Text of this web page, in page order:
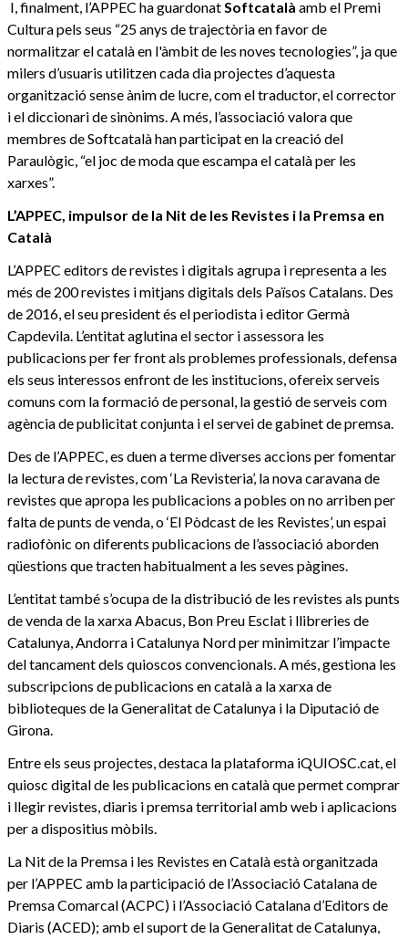
I, finalment, l’APPEC ha guardonatSoftcatalà amb el Premi
Cultura pels seus “25 anys de trajectòria en favor de
normalitzar el català en l'àmbit de les noves tecnologies”, ja que
milers d’usuaris utilitzen cada dia projectes d’aquesta
organització sense ànim de lucre, com el traductor, el corrector
i el diccionari de sinònims. A més, l’associació valora que
membres de Softcatalà han participat en la creació del
Paraulògic, “el joc de moda que escampa el català per les
xarxes”.
L’APPEC, impulsor de la Nit de les Revistes i la Premsa en
Català
L’APPEC editors de revistes i digitals agrupa i representa a les
més de 200 revistes i mitjans digitals dels Països Catalans. Des
de 2016, el seu president és el periodista i editor Germà
Capdevila. L’entitat aglutina el sector i assessora les
publicacions per fer front als problemes professionals, defensa
els seus interessos enfront de les institucions, ofereix serveis
comuns com la formació de personal, la gestió de serveis com
agència de publicitat conjunta i el servei de gabinet de premsa.
Des de l’APPEC, es duen a terme diverses accions per fomentar
la lectura de revistes, com ‘La Revisteria’, la nova caravana de
revistes que apropa les publicacions a pobles on no arriben per
falta de punts de venda, o ‘El Pòdcast de les Revistes’, un espai
radiofònic on diferents publicacions de l’associació aborden
qüestions que tracten habitualment a les seves pàgines.
L’entitat també s’ocupa de la distribució de les revistes als punts
de venda de la xarxa Abacus, Bon Preu Esclat i llibreries de
Catalunya, Andorra i Catalunya Nord per minimitzar l’impacte
del tancament dels quioscos convencionals. A més, gestiona les
subscripcions de publicacions en català a la xarxa de
biblioteques de la Generalitat de Catalunya i la Diputació de
Girona.
Entre els seus projectes, destaca la plataforma iQUIOSC.cat, el
quiosc digital de les publicacions en català que permet comprar
i llegir revistes, diaris i premsa territorial amb web i aplicacions
per a dispositius mòbils.
La Nit de la Premsa i les Revistes en Català està organitzada
per l’APPEC amb la participació de l’Associació Catalana de
Premsa Comarcal (ACPC) i l’Associació Catalana d’Editors de
Diaris (ACED); amb el suport de la Generalitat de Catalunya,